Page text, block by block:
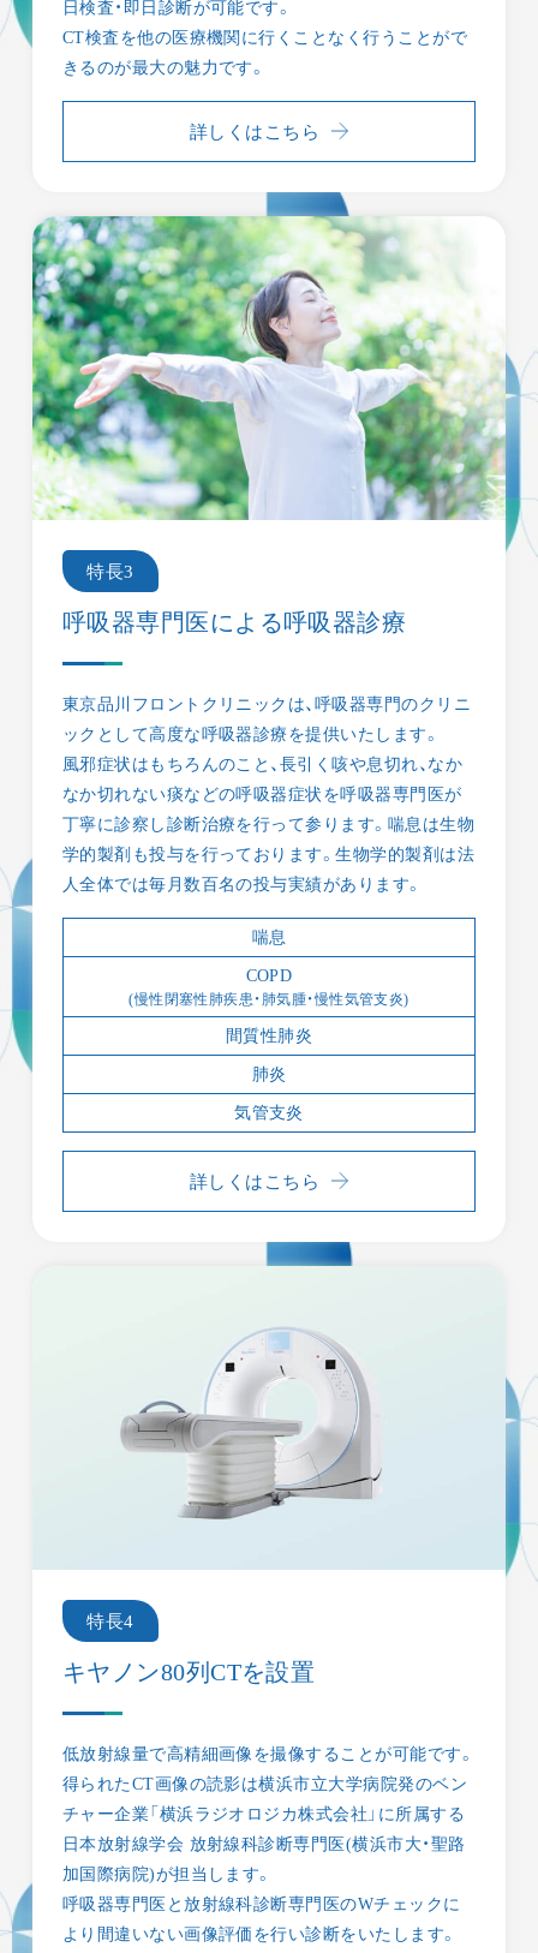
日検査・即日診断が可能です。
CT検査を他の医療機関に行くことなく行うことがで
きるのが最大の魅力です。
詳しくはこちら
特長3
呼吸器専門医による呼吸器診療
東京品川フロントクリニックは、呼吸器専門のクリニ
ックとして高度な呼吸器診療を提供いたします。
風邪症状はもちろんのこと、長引く咳や息切れ、なか
なか切れない痰などの呼吸器症状を呼吸器専門医が
丁寧に診察し診断治療を行って参ります。喘息は生物
学的製剤も投与を行っております。生物学的製剤は法
人全体では毎月数百名の投与実績があります。
喘息
COPD
(慢性閉塞性肺疾患・肺気腫・慢性気管支炎)
間質性肺炎
肺炎
気管支炎
詳しくはこちら
特長4
キヤノン80列CTを設置
低放射線量で高精細画像を撮像することが可能です。
得られたCT画像の読影は横浜市立大学病院発のベン
チャー企業「横浜ラジオロジカ株式会社」に所属する
日本放射線学会 放射線科診断専門医(横浜市大・聖路
加国際病院)が担当します。
呼吸器専門医と放射線科診断専門医のWチェックに
より間違いない画像評価を行い診断をいたします。
HOME